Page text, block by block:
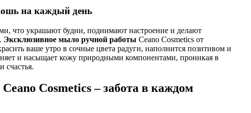
на каждый день
что украшают будни, поднимают настроение и делают
Эксклюзивное мыло ручной работы Ceano Cosmetics от
ваше утро в сочные цвета радуги, наполнится позитивом и
и насыщает кожу природными компонентами, проникая в
счастья.
Cosmetics – забота в каждом